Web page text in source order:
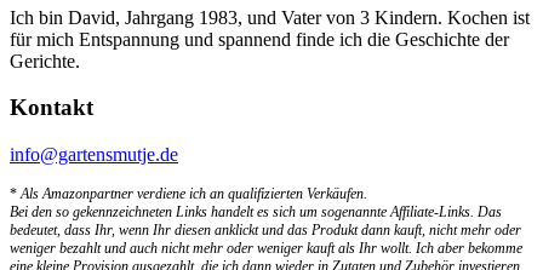
Ich bin David, Jahrgang 1983, und Vater von 3 Kindern. Kochen ist
für mich Entspannung und spannend finde ich die Geschichte der
Gerichte.
Kontakt
info@gartensmutje.de
*Als Amazonpartner verdiene ich an qualifizierten Verkäufen.
Bei den so gekennzeichneten Links handelt es sich um sogenannte Affiliate-Links. Das
bedeutet, dass Ihr, wenn Ihr diesen anklickt und das Produkt dann kauft, nicht mehr oder
weniger bezahlt und auch nicht mehr oder weniger kauft als Ihr wollt. Ich aber bekomme
eine kleine Provision ausgezahlt, die ich dann wieder in Zutaten und Zubehör investieren